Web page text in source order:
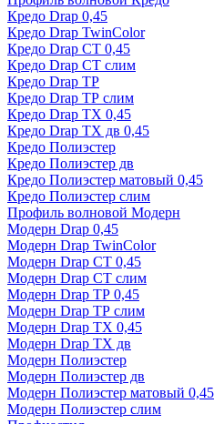
Кредо Drap 0,45
Кредо Drap TwinColor
Кредо Drap СТ 0,45
Кредо Drap СТ слим
Кредо Drap ТР
Кредо Drap ТР слим
Кредо Drap ТХ 0,45
Кредо Drap ТХ дв 0,45
Кредо Полиэстер
Кредо Полиэстер дв
Кредо Полиэстер матовый 0,45
Кредо Полиэстер слим
Профиль волновой Модерн
Модерн Drap 0,45
Модерн Drap TwinColor
Модерн Drap СТ 0,45
Модерн Drap СТ слим
Модерн Drap ТР 0,45
Модерн Drap ТР слим
Модерн Drap ТХ 0,45
Модерн Drap ТХ дв
Модерн Полиэстер
Модерн Полиэстер дв
Модерн Полиэстер матовый 0,45
Модерн Полиэстер слим